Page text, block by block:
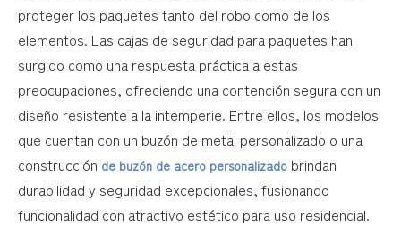
proteger los paquetes tanto del robo como de los
elementos. Las cajas de seguridad para paquetes han
surgido como una respuesta práctica a estas
preocupaciones, ofreciendo una contención segura con un
diseño resistente a la intemperie. Entre ellos, los modelos
que cuentan con un buzón de metal personalizado o una
construcción de buzón de acero personalizado brindan
durabilidad y seguridad excepcionales, fusionando
funcionalidad con atractivo estético para uso residencial.